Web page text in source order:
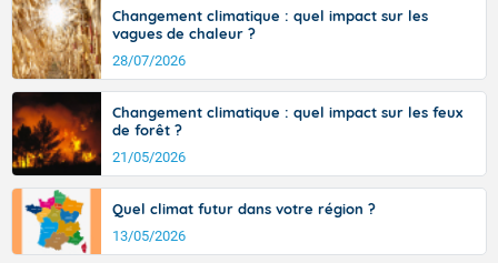
Changement climatique : quel impact sur les
vagues de chaleur ?
28/07/2026
Changement climatique : quel impact sur les feux
de forêt ?
21/05/2026
Quel climat futur dans votre région ?
13/05/2026